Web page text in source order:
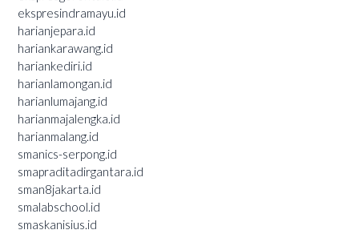
ekspresindramayu.id
harianjepara.id
hariankarawang.id
hariankediri.id
harianlamongan.id
harianlumajang.id
harianmajalengka.id
harianmalang.id
smanics-serpong.id
smapraditadirgantara.id
sman8jakarta.id
smalabschool.id
smaskanisius.id